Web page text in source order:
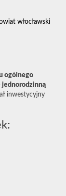
włocławski
ogólnego
jednorodzinną
inwestycyjny